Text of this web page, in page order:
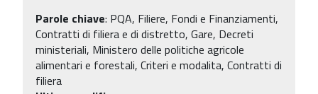
Parole chiave: PQA, Filiere, Fondi e Finanziamenti,
Contratti di filiera e di distretto, Gare, Decreti
ministeriali, Ministero delle politiche agricole
alimentari e forestali, Criteri e modalita, Contratti di
filiera